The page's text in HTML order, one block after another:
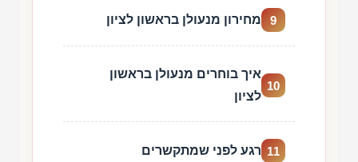
9 מחירון מנעולן בראשון לציון
10
איך בוחרים מנעולן בראשון
לציון
11 רגע לפני שמתקשרים